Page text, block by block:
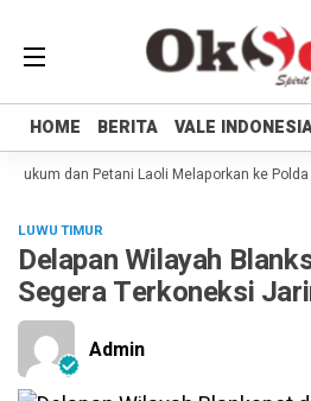
HOME BERITA VALE
HOME BERITA VALE
Hukum dan Petani Laoli Melaporkan ke
LUWU TIMUR
Delapan Wilayah
Segera Terkoneksi
Admin